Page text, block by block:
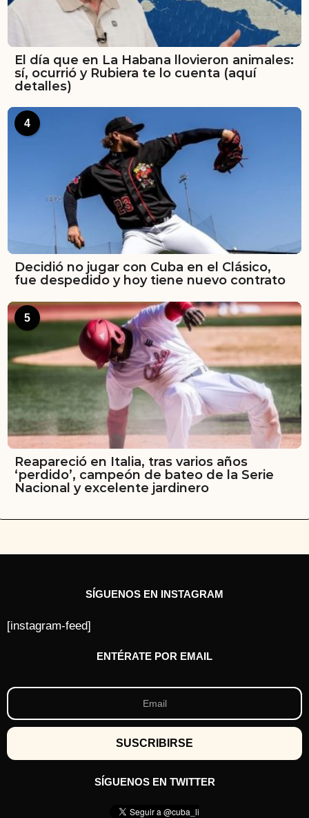
El día que en La Habana llovieron animales:
sí, ocurrió y Rubiera te lo cuenta (aquí
detalles)
4
Decidió no jugar con Cuba en el Clásico,
fue despedido y hoy tiene nuevo contrato
5
Reapareció en Italia, tras varios años
‘perdido’, campeón de bateo de la Serie
Nacional y excelente jardinero
SÍGUENOS EN INSTAGRAM
[instagram-feed]
ENTÉRATE POR EMAIL
SÍGUENOS EN TWITTER